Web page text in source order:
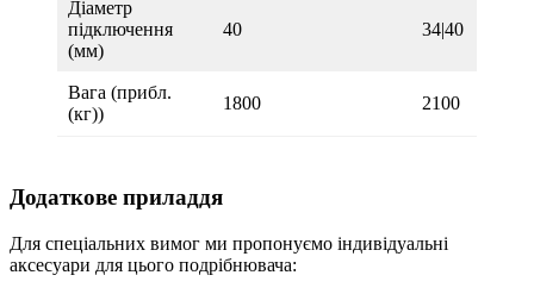
Діаметр
підключення
(мм)
40 34|40
Вага (прибл.
(кг))
1800 2100
Додаткове приладдя
Для спеціальних вимог ми пропонуємо індивідуальні
аксесуари для цього подрібнювача: